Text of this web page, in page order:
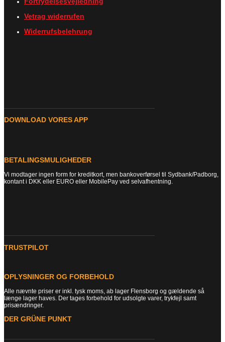
Vetrag widerrufen
Widerrufsbelehrung
DOWNLOAD VORES APP
BETALINGSMULIGHEDER
Vi modtager ingen form for kreditkort, men bankoverførsel til Sydbank/Padborg,
kontant i DKK eller EURO eller MobilePay ved selvafhentning.
TRUSTPILOT
OPLYSNINGER OG FORBEHOLD
Alle nævnte priser er inkl. tysk moms, ab lager Flensborg og gældende så
længe lager haves. Der tages forbehold for udsolgte varer, trykfejl samt
prisændringer.
DER GRÜNE PUNKT